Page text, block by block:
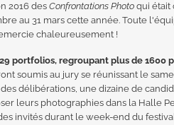
2016 des Confrontations Photoqui était
au 31 mars cette année. Toute
chaleureusement !
portfolios, regroupant plus de 1600
soumis au jury se réunissant le
délibérations, une dizaine de
leurs photographies dans la Halle
invités durant le week-end du